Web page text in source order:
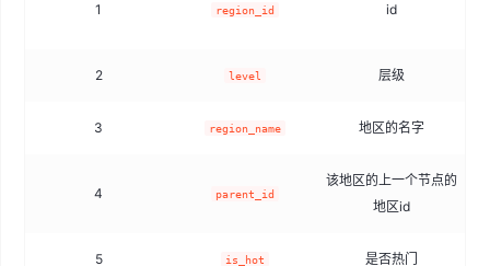
1 region_id id
2 level 层级
3 region_name 地区的名字
4 parent_id
该地区的上一个节点的
地区id
5 is_hot 是否热门